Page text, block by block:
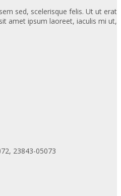
sed, scelerisque felis. Ut ut erat
amet ipsum laoreet, iaculis mi ut,
23843-05073